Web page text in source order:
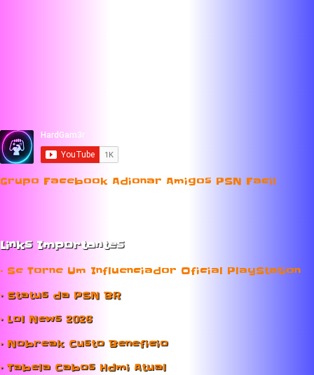
Grupo Facebook Adionar Amigos PSN Facil
Links Importantes
• Se Torne Um Influenciador Oficial PlayStation
• Status da PSN BR
• Lol News 2026
• Nobreak Custo Beneficio
• Tabela Cabos Hdmi Atual